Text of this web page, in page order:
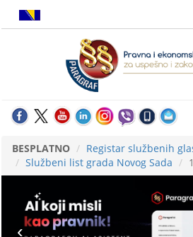
BESPLATNO
Registar službenih
Službeni list grada Novog Sada